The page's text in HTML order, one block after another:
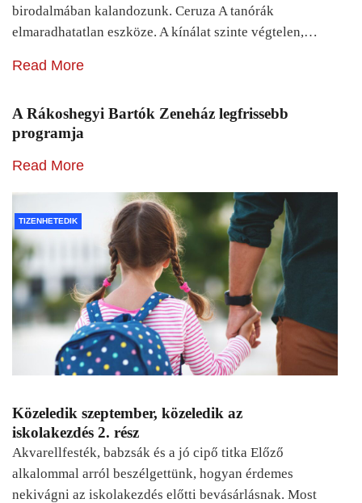
birodalmában kalandozunk. Ceruza A tanórák
elmaradhatatlan eszköze. A kínálat szinte végtelen,…
Read More
A Rákoshegyi Bartók Zeneház legfrissebb
programja
Read More
TIZENHETEDIK
Közeledik szeptember, közeledik az
iskolakezdés 2. rész
Akvarellfesték, babzsák és a jó cipő titka Előző
alkalommal arról beszélgettünk, hogyan érdemes
nekivágni az iskolakezdés előtti bevásárlásnak. Most